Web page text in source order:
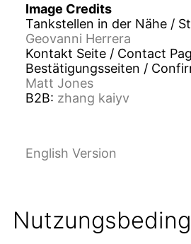
Image Credits
Tankstellen in der Nähe /
Geovanni Herrera
Kontakt Seite / Contact
Bestätigungsseiten /
Matt Jones
B2B: zhang kaiyv
English Version